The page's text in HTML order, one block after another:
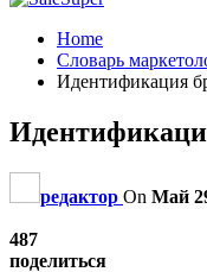
Home
Словарь
Идентификация
редактор On Май
487
поделиться